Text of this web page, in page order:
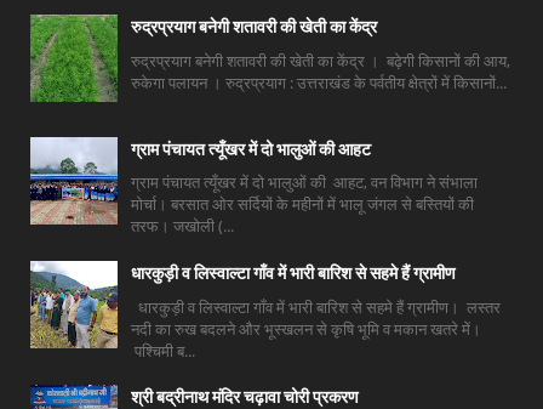
रुद्रप्रयाग बनेगी शतावरी की खेती का केंद्र
रुद्रप्रयाग बनेगी शतावरी की खेती का केंद्र । बढ़ेगी किसानों की आय,
रुकेगा पलायन । रुद्रप्रयाग : उत्तराखंड के पर्वतीय क्षेत्रों में किसानों...
ग्राम पंचायत त्यूँखर में दो भालुओं की आहट
ग्राम पंचायत त्यूँखर में दो भालुओं की आहट, वन विभाग ने संभाला
मोर्चा। बरसात ओर सर्दियों के महीनों में भालू जंगल से बस्तियों की
तरफ। जखोली (...
धारकुड़ी व लिस्वाल्टा गाँव में भारी बारिश से सहमे हैं ग्रामीण
धारकुड़ी व लिस्वाल्टा गाँव में भारी बारिश से सहमे हैं ग्रामीण। लस्तर
नदी का रुख बदलने और भूस्खलन से कृषि भूमि व मकान खतरे में।
पश्चिमी ब...
श्री बद्रीनाथ मंदिर चढ़ावा चोरी प्रकरण